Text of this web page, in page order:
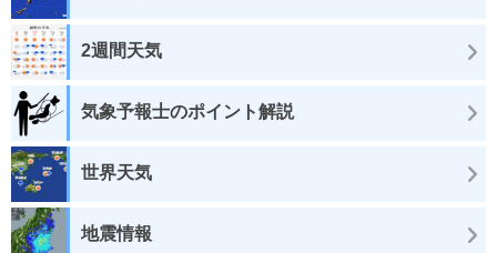
2週間天気
気象予報士のポイント解説
世界天気
地震情報